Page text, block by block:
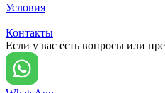
Условия
Контакты
Если у вас есть вопросы или